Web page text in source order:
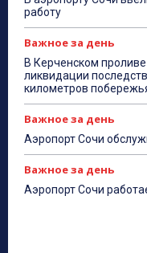
работу
Важное за день
В Керченском
ликвидации
километров
Важное за день
Аэропорт Сочи
Важное за день
Аэропорт Сочи